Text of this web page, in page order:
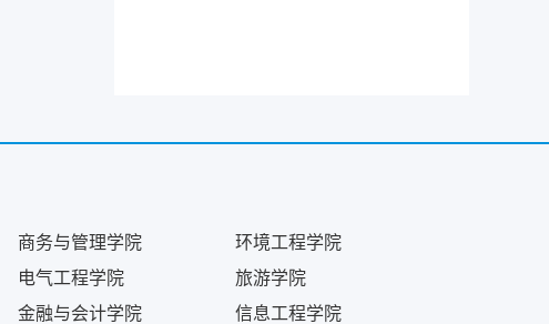
商务与管理学院
电气工程学院
金融与会计学院
环境工程学院
旅游学院
信息工程学院